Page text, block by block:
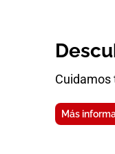
Cuidamos
Más